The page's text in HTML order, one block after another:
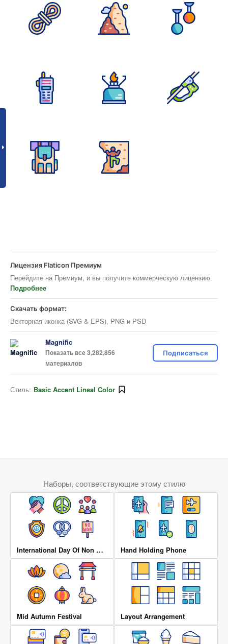
Лицензия Flaticon Премиум
Перейдите на Премиум, и вы получите коммерческую лицензию.
Подробнее
Скачать формат:
Векторная иконка (SVG & EPS), PNG и PSD
Magnific
Показать все 3,282,856
материалов
Подписаться
Стиль: Basic Accent Lineal Color
Наборы, соответствующие этому стилю
International Day Of Non Violence Hand Holding Phone
Mid Autumn Festival Layout Arrangement